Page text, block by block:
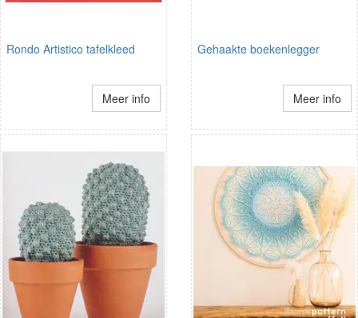
Rondo Artistico tafelkleed
Meer info
Gehaakte boekenlegger
Meer info